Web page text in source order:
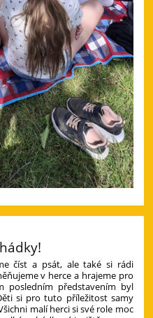
číst a psát, ale také si rádi
v herce a hrajeme pro
posledním představením byl
si pro tuto příležitost samy
malí herci si své role moc